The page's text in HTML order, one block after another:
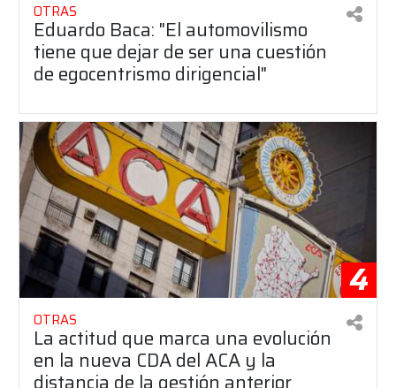
OTRAS
Eduardo Baca: "El automovilismo
tiene que dejar de ser una cuestión
de egocentrismo dirigencial"
4
OTRAS
La actitud que marca una evolución
en la nueva CDA del ACA y la
distancia de la gestión anterior